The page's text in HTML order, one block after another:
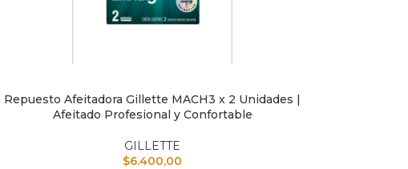
AÑADIR AL CARRITO
Repuesto Afeitadora Gillette MACH3 x 2 Unidades |
Afeitado Profesional y Confortable
GILLETTE
$6.400,00